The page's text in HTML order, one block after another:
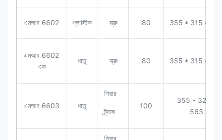
এমআর 6602 প্লাস্টিক স্ক্রু 80 355 * 315 *
এমআর 6602
এফ
ধাতু স্ক্রু 80 355 * 315 *
এমআর 6603 ধাতু
গিয়ার
ট্র্যাক
100
355 * 320 *
563
গিয়ার